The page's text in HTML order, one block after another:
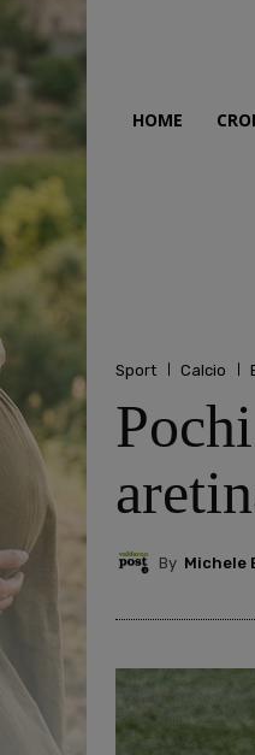
HOME
Sport Calcio
By Michele